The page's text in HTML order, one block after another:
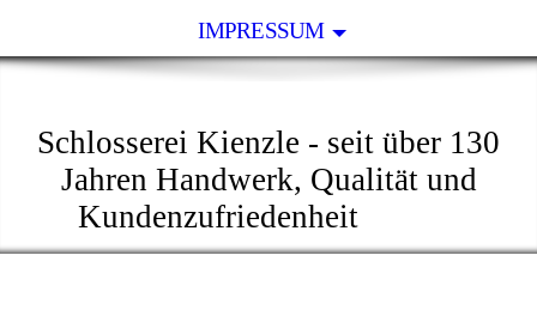
IMPRESSUM
Schlosserei Kienzle - seit über 130
Jahren Handwerk, Qualität und
Kundenzufriedenheit